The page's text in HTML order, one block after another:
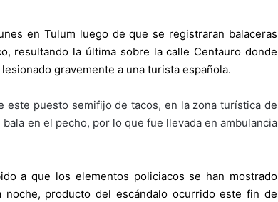
en Tulum luego de que se registraran balaceras
resultando la última sobre la calle Centauro donde
gravemente a una turista española.
puesto semifijo de tacos, en la zona turística de
en el pecho, por lo que fue llevada en ambulancia
a que los elementos policiacos se han mostrado
producto del escándalo ocurrido este fin de